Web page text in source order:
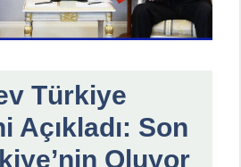
Türkiye
Açıkladı: Son
Oluyor